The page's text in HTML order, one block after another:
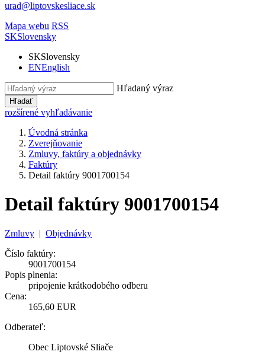
urad@liptovskesliace.sk
Mapa webu RSS
SKSlovensky
SKSlovensky
ENEnglish
Hľadaný výraz
Hľadať
rozšírené vyhľadávanie
Úvodná stránka
Zverejňovanie
Zmluvy, faktúry a objednávky
Faktúry
Detail faktúry 9001700154
Detail faktúry 9001700154
Zmluvy | Objednávky
Číslo faktúry:
9001700154
Popis plnenia:
pripojenie krátkodobého odberu
Cena:
165,60 EUR
Odberateľ:
Obec Liptovské Sliače